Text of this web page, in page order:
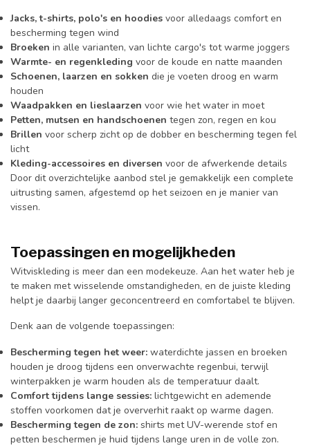
Jacks, t-shirts, polo's en hoodies voor alledaags comfort en
bescherming tegen wind
Broeken in alle varianten, van lichte cargo's tot warme joggers
Warmte- en regenkleding voor de koude en natte maanden
Schoenen, laarzen en sokken die je voeten droog en warm
houden
Waadpakken en lieslaarzen voor wie het water in moet
Petten, mutsen en handschoenen tegen zon, regen en kou
Brillen voor scherp zicht op de dobber en bescherming tegen fel
licht
Kleding-accessoires en diversen voor de afwerkende details
Door dit overzichtelijke aanbod stel je gemakkelijk een complete
uitrusting samen, afgestemd op het seizoen en je manier van
vissen.
Toepassingen en mogelijkheden
Witviskleding is meer dan een modekeuze. Aan het water heb je
te maken met wisselende omstandigheden, en de juiste kleding
helpt je daarbij langer geconcentreerd en comfortabel te blijven.
Denk aan de volgende toepassingen:
Bescherming tegen het weer: waterdichte jassen en broeken
houden je droog tijdens een onverwachte regenbui, terwijl
winterpakken je warm houden als de temperatuur daalt.
Comfort tijdens lange sessies: lichtgewicht en ademende
stoffen voorkomen dat je oververhit raakt op warme dagen.
Bescherming tegen de zon: shirts met UV-werende stof en
petten beschermen je huid tijdens lange uren in de volle zon.